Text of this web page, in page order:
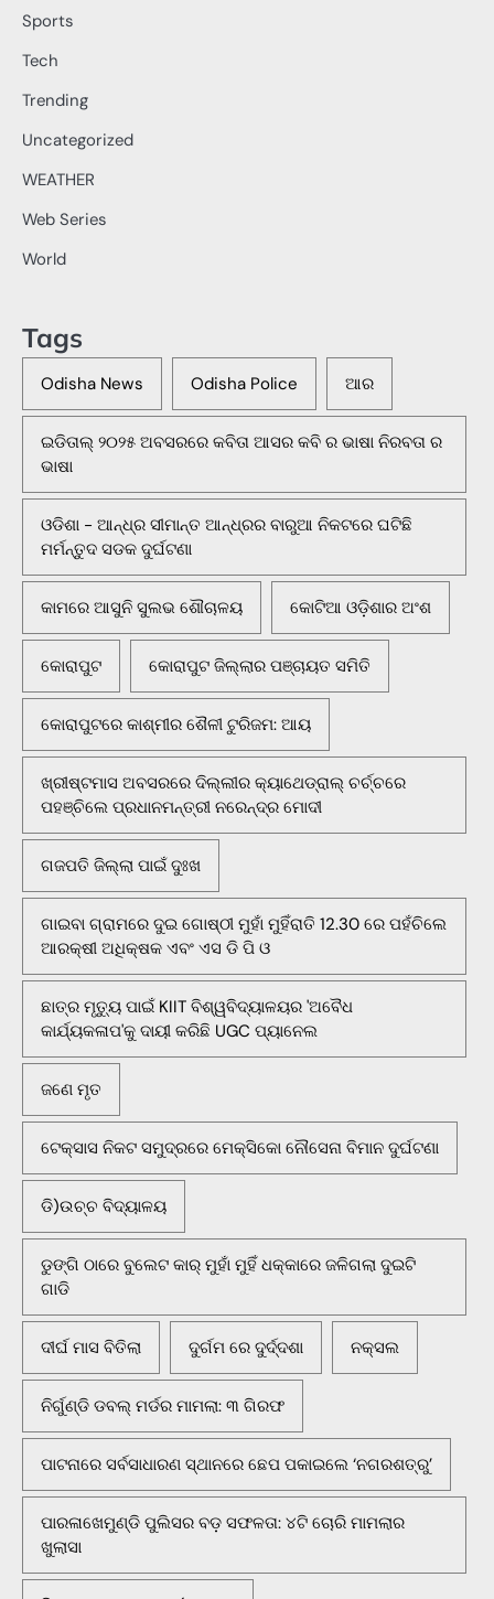
Sports
Tech
Trending
Uncategorized
WEATHER
Web Series
World
Tags
Odisha News Odisha Police ଆର
ଇଡିତାଲ୍ ୨୦୨୫ ଅବସରରେ କବିତା ଆସର କବି ର ଭାଷା ନିରବତା ର
ଭାଷା
ଓଡିଶା - ଆନ୍ଧ୍ର ସୀମାନ୍ତ ଆନ୍ଧ୍ରର ବାରୁଆ ନିକଟରେ ଘଟିଛି
ମର୍ମନ୍ତୁଦ ସଡକ ଦୁର୍ଘଟଣା
କାମରେ ଆସୁନି ସୁଲଭ ଶୌଚାଳୟ କୋଟିଆ ଓଡ଼ିଶାର ଅଂଶ
କୋରାପୁଟ କୋରାପୁଟ ଜିଲ୍ଲାର ପଞ୍ଚାୟତ ସମିତି
କୋରାପୁଟରେ କାଶ୍ମୀର ଶୈଳୀ ଟୁରିଜମ: ଆୟ
ଖ୍ରୀଷ୍ଟମାସ ଅବସରରେ ଦିଲ୍ଲୀର କ୍ୟାଥେଡ୍ରାଲ୍ ଚର୍ଚ୍ଚରେ
ପହଞ୍ଚିଲେ ପ୍ରଧାନମନ୍ତ୍ରୀ ନରେନ୍ଦ୍ର ମୋଦୀ
ଗଜପତି ଜିଲ୍ଲା ପାଇଁ ଦୁଃଖ
ଗାଇବା ଗ୍ରାମରେ ଦୁଇ ଗୋଷ୍ଠୀ ମୁହାଁ ମୁହିଁରାତି 12.30 ରେ ପହଁଚିଲେ
ଆରକ୍ଷୀ ଅଧିକ୍ଷକ ଏବଂ ଏସ ଡି ପି ଓ
ଛାତ୍ର ମୃତ୍ୟୁ ପାଇଁ KIIT ବିଶ୍ୱବିଦ୍ୟାଳୟର 'ଅବୈଧ
କାର୍ଯ୍ୟକଳାପ'କୁ ଦାୟୀ କରିଛି UGC ପ୍ୟାନେଲ
ଜଣେ ମୃତ
ଟେକ୍ସାସ ନିକଟ ସମୁଦ୍ରରେ ମେକ୍ସିକୋ ନୌସେନା ବିମାନ ଦୁର୍ଘଟଣା
ଡି)ଉଚ୍ଚ ବିଦ୍ୟାଳୟ
ଡୁଙ୍ଗି ଠାରେ ବୁଲେଟ କାର୍ ମୁହାଁ ମୁହିଁ ଧକ୍କାରେ ଜଳିଗଲା ଦୁଇଟି
ଗାଡି
ଦୀର୍ଘ ମାସ ବିତିଲା ଦୁର୍ଗମ ରେ ଦୁର୍ଦ୍ଦଶା ନକ୍ସଲ
ନିର୍ଗୁଣ୍ଡି ଡବଲ୍ ମର୍ଡର ମାମଲା: ୩ ଗିରଫ
ପାଟନାରେ ସର୍ବସାଧାରଣ ସ୍ଥାନରେ ଛେପ ପକାଇଲେ ‘ନଗରଶତ୍ରୁ’
ପାରଳାଖେମୁଣ୍ଡି ପୁଲିସର ବଡ଼ ସଫଳତା: ୪ଟି ଚୋରି ମାମଲାର
ଖୁଲାସା